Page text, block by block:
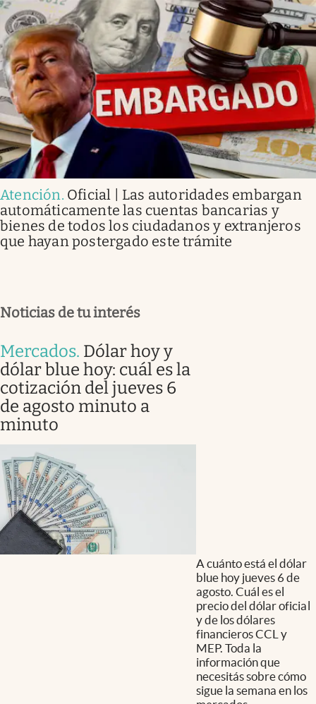
Atención. Oficial | Las autoridades embargan
automáticamente las cuentas bancarias y
bienes de todos los ciudadanos y extranjeros
que hayan postergado este trámite
Noticias de tu interés
Mercados. Dólar hoy y
dólar blue hoy: cuál es la
cotización del jueves 6
de agosto minuto a
minuto
A cuánto está el dólar
blue hoy jueves 6 de
agosto. Cuál es el
precio del dólar oficial
y de los dólares
financieros CCL y
MEP. Toda la
información que
necesitás sobre cómo
sigue la semana en los